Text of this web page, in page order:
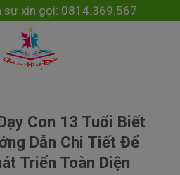
sư xin gọi: 0814.369.567
Con 13 Tuổi Biết
Dẫn Chi Tiết Để
Triển Toàn Diện